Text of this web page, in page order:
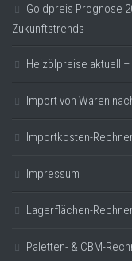
Goldpreis Prognose
Zukunftstrends
Heizölpreise aktuell
Import von Waren
Importkosten-
Impressum
Lagerflächen-
Paletten- & CBM-